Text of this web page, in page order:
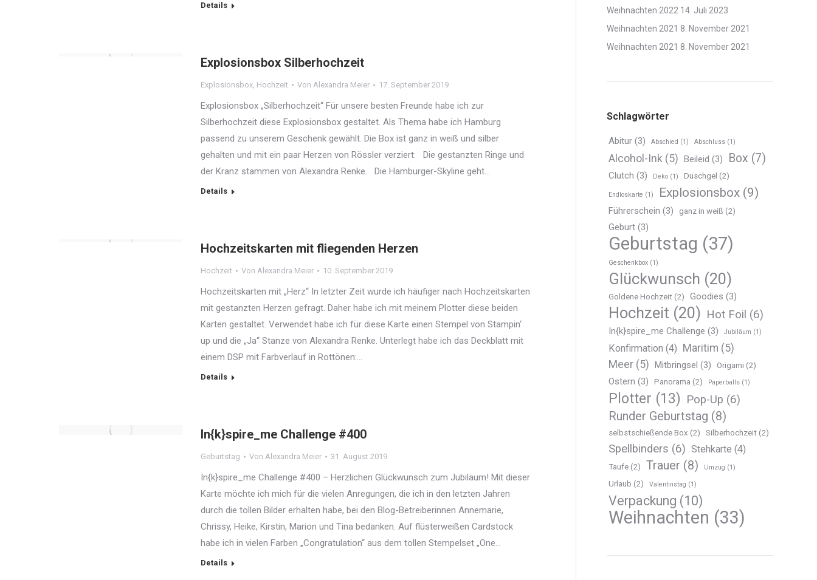
Details
Explosionsbox Silberhochzeit
Explosionsbox, Hochzeit Von Alexandra Meier 17. September 2019
Explosionsbox „Silberhochzeit“ Für unsere besten Freunde habe ich zur
Silberhochzeit diese Explosionsbox gestaltet. Als Thema habe ich Hamburg
passend zu unserem Geschenk gewählt. Die Box ist ganz in weiß und silber
gehalten und mit ein paar Herzen von Rössler verziert: Die gestanzten Ringe und
der Kranz stammen von Alexandra Renke. Die Hamburger-Skyline geht…
Details
Hochzeitskarten mit fliegenden Herzen
Hochzeit Von Alexandra Meier 10. September 2019
Hochzeitskarten mit „Herz“ In letzter Zeit wurde ich häufiger nach Hochzeitskarten
mit gestanzten Herzen gefragt. Daher habe ich mit meinem Plotter diese beiden
Karten gestaltet. Verwendet habe ich für diese Karte einen Stempel von Stampin‘
up und die „Ja“ Stanze von Alexandra Renke. Unterlegt habe ich das Deckblatt mit
einem DSP mit Farbverlauf in Rottönen:…
Details
In{k}spire_me Challenge #400
Geburtstag Von Alexandra Meier 31. August 2019
In{k}spire_me Challenge #400 – Herzlichen Glückwunsch zum Jubiläum! Mit dieser
Karte möchte ich mich für die vielen Anregungen, die ich in den letzten Jahren
durch die tollen Bilder erhalten habe, bei den Blog-Betreiberinnen Annemarie,
Chrissy, Heike, Kirstin, Marion und Tina bedanken. Auf flüsterweißen Cardstock
habe ich in vielen Farben „Congratulation“ aus dem tollen Stempelset „One…
Details
Weihnachten 2022 14. Juli 2023
Weihnachten 2021 8. November 2021
Weihnachten 2021 8. November 2021
Schlagwörter
Abitur (3) Abschied (1) Abschluss (1)
Alcohol-Ink (5) Beileid (3) Box (7)
Clutch (3) Deko (1) Duschgel (2)
Endloskarte (1) Explosionsbox (9)
Führerschein (3) ganz in weiß (2)
Geburt (3)
Geburtstag (37)
Geschenkbox (1)
Glückwunsch (20)
Goldene Hochzeit (2) Goodies (3)
Hochzeit (20) Hot Foil (6)
In{k}spire_me Challenge (3) Jubiläum (1)
Konfirmation (4) Maritim (5)
Meer (5) Mitbringsel (3) Origami (2)
Ostern (3) Panorama (2) Paperballs (1)
Plotter (13) Pop-Up (6)
Runder Geburtstag (8)
selbstschießende Box (2) Silberhochzeit (2)
Spellbinders (6) Stehkarte (4)
Taufe (2) Trauer (8) Umzug (1)
Urlaub (2) Valentinstag (1)
Verpackung (10)
Weihnachten (33)